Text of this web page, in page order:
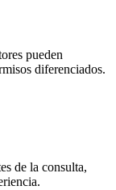
pueden
diferenciados.
de la consulta,